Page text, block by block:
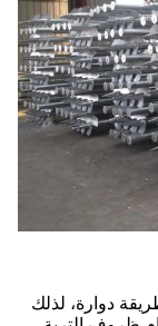
دوارة، لذلك